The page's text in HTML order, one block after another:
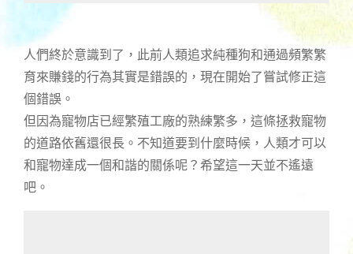
人們終於意識到了，此前人類追求純種狗和通過頻繁繁
育來賺錢的行為其實是錯誤的，現在開始了嘗試修正這
個錯誤。
但因為寵物店已經繁殖工廠的熟練繁多，這條拯救寵物
的道路依舊還很長。不知道要到什麼時候，人類才可以
和寵物達成一個和諧的關係呢？希望這一天並不遙遠
吧。